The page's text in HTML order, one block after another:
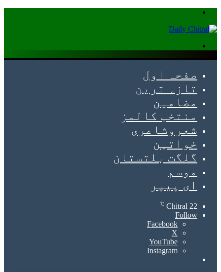
صفحہ اول
تازہ ترین
مضامین
منتخب کالمز
شعروشاعری
خواتین
گلگت بلتستان
موسم
ای پیپر
Chitral 22
℃
Follow
Facebook
X
YouTube
Instagram